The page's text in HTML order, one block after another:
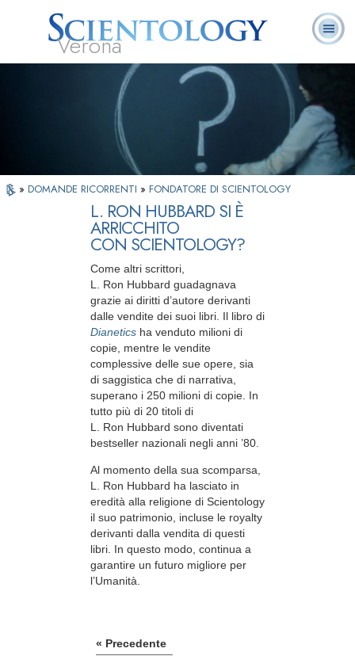
Verona
Che cos’è
Scientology?
Ministri
Volontari
Domande
ricorrenti
» DOMANDE RICORRENTI » FONDATORE DI SCIENTOLOGY
L. RON HUBBARD SI È
ARRICCHITO
CON SCIENTOLOGY?
Come altri scrittori,
L. Ron Hubbard guadagnava
grazie ai diritti d’autore derivanti
dalle vendite dei suoi libri. Il libro di
Dianetics ha venduto milioni di
copie, mentre le vendite
complessive delle sue opere, sia
di saggistica che di narrativa,
superano i 250 milioni di copie. In
tutto più di 20 titoli di
L. Ron Hubbard sono diventati
bestseller nazionali negli anni ’80.
Al momento della sua scomparsa,
L. Ron Hubbard ha lasciato in
eredità alla religione di Scientology
il suo patrimonio, incluse le royalty
derivanti dalla vendita di questi
libri. In questo modo, continua a
garantire un futuro migliore per
l’Umanità.
« Precedente